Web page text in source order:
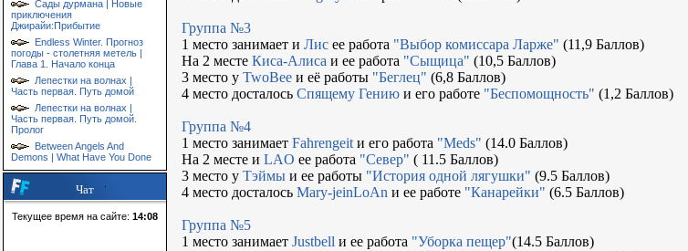
Сады дурмана | Новые
приключения
Джирайи:Прибытие
Endless Winter. Прогноз
погоды - столетняя метель |
Глава 1. Начало конца
Лепестки на волнах |
Часть первая. Путь домой
Лепестки на волнах |
Часть первая. Путь домой.
Пролог
Between Angels And
Demons | What Have You Done
Чат
Текущее время на сайте: 14:08
Группа №3
1 место занимает и Лис ее работа "Выбор комиссара Ларже" (11,9 Баллов)
На 2 месте Киса-Алиса и ее работа "Сыщица" (10,5 Баллов)
3 место у TwoBee и её работы "Беглец" (6,8 Баллов)
4 место досталось Спящему Гению и его работе "Беспомощность" (1,2 Баллов)
Группа №4
1 место занимает Fahrengeit и его работа "Meds" (14.0 Баллов)
На 2 месте и LAO ее работа "Север" ( 11.5 Баллов)
3 место у Тэймы и ее работы "История одной лягушки" (9.5 Баллов)
4 место досталось Mary-jeinLoAn и ее работе "Канарейки" (6.5 Баллов)
Группа №5
1 место занимает Justbell и ее работа "Уборка пещер"(14.5 Баллов)